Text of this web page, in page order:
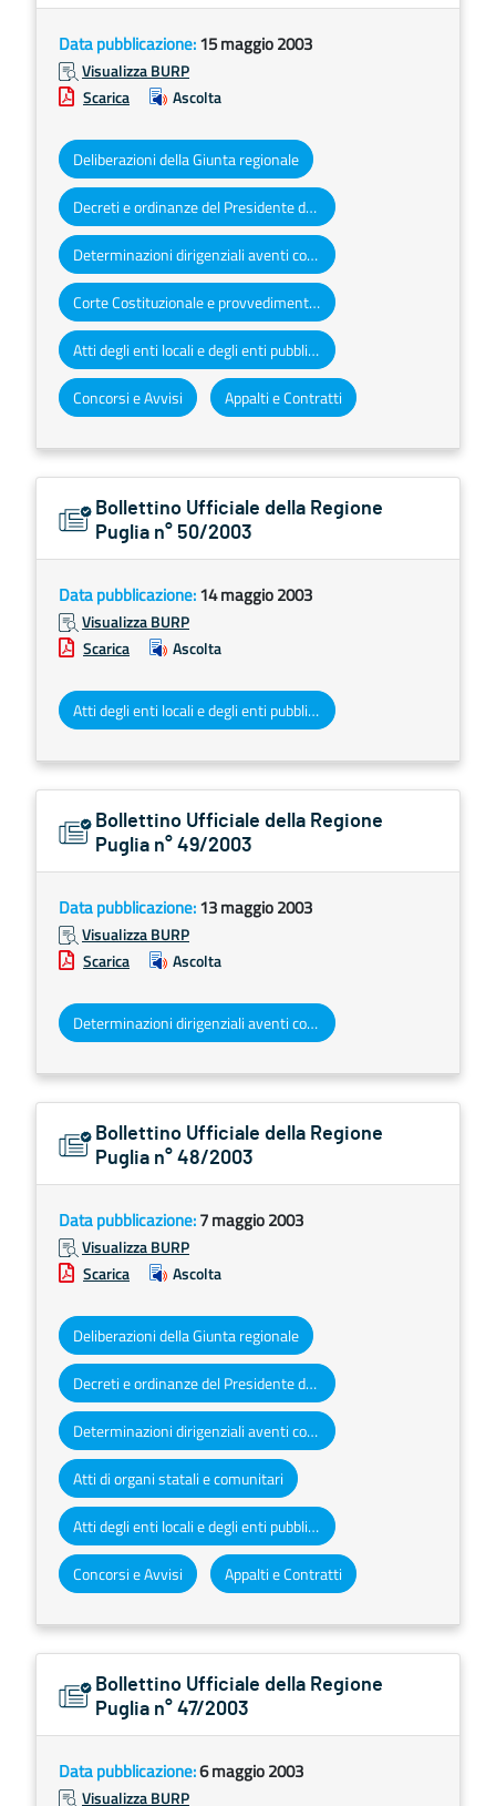
Data pubblicazione:15 maggio 2003
Visualizza BURP
Scarica
Ascolta
Deliberazioni della Giunta regionale
Decreti e ordinanze del Presidente della Giunta regionale
Determinazioni dirigenziali aventi contenuto di interesse generale
Corte Costituzionale e provvedimenti organi giurisdizionali
Atti degli enti locali e degli enti pubblici e privati
Concorsi e Avvisi Appalti e Contratti
Bollettino Ufficiale della Regione
Puglia n° 50/2003
Data pubblicazione:14 maggio 2003
Visualizza BURP
Scarica
Ascolta
Atti degli enti locali e degli enti pubblici e privati
Bollettino Ufficiale della Regione
Puglia n° 49/2003
Data pubblicazione:13 maggio 2003
Visualizza BURP
Scarica
Ascolta
Determinazioni dirigenziali aventi contenuto di interesse generale
Bollettino Ufficiale della Regione
Puglia n° 48/2003
Data pubblicazione:7 maggio 2003
Visualizza BURP
Scarica
Ascolta
Deliberazioni della Giunta regionale
Decreti e ordinanze del Presidente della Giunta regionale
Determinazioni dirigenziali aventi contenuto di interesse generale
Atti di organi statali e comunitari
Atti degli enti locali e degli enti pubblici e privati
Concorsi e Avvisi Appalti e Contratti
Bollettino Ufficiale della Regione
Puglia n° 47/2003
Data pubblicazione:6 maggio 2003
Visualizza BURP